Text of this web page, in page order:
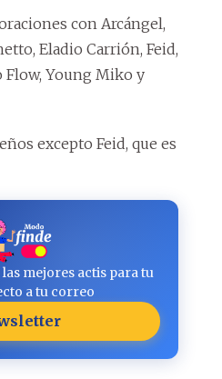
con Arcángel,
Eladio Carrión, Feid,
Flow, Young Miko y
excepto Feid, que es
mejores actis para tu
a tu correo